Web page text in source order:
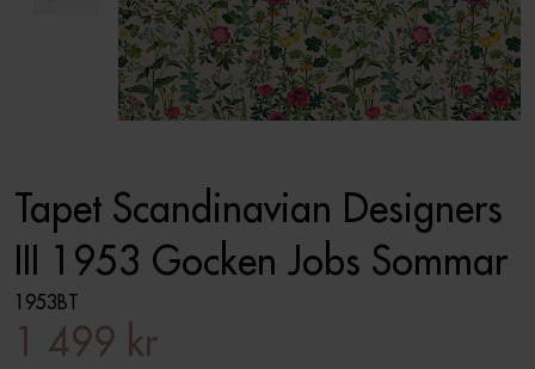
Tapet Scandinavian Designers
III 1953 Gocken Jobs Sommar
1953BT
1 499 kr